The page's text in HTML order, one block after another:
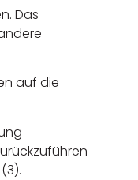
Das
auf die